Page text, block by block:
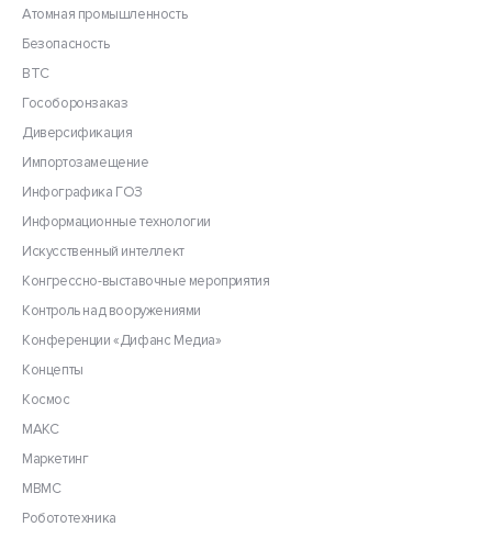
Атомная промышленность
Безопасность
ВТС
Гособоронзаказ
Диверсификация
Импортозамещение
Инфографика ГОЗ
Информационные технологии
Искусственный интеллект
Конгрессно-выставочные мероприятия
Контроль над вооружениями
Конференции «Дифанс Медиа»
Концепты
Космос
МАКС
Маркетинг
МВМС
Робототехника